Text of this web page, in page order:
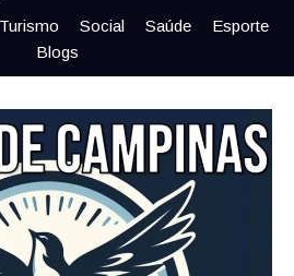
Turismo Social Saúde
Esporte
Blogs